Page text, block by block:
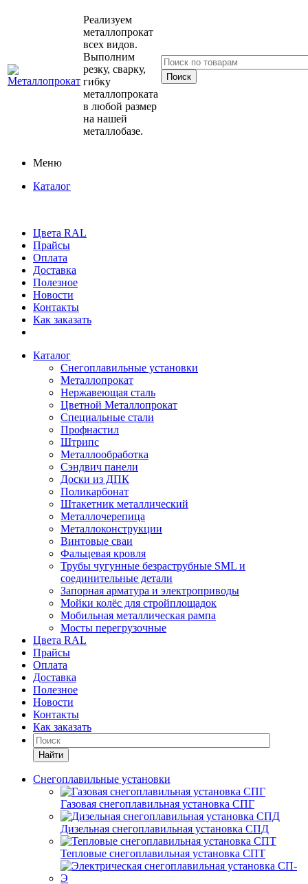
Реализуем
металлопрокат
всех видов.
Выполним
резку, сварку,
гибку
металлопроката
в любой размер
на нашей
металлобазе.
Меню
Каталог
Цвета RAL
Прайсы
Оплата
Доставка
Полезное
Новости
Контакты
Как заказать
Каталог
Снегоплавильные установки
Металлопрокат
Нержавеющая сталь
Цветной Металлопрокат
Специальные стали
Профнастил
Штрипс
Металлообработка
Сэндвич панели
Доски из ДПК
Поликарбонат
Штакетник металлический
Металлочерепица
Металлоконструкции
Винтовые сваи
Фальцевая кровля
Трубы чугунные безраструбные SML и
соединительные детали
Запорная арматура и электроприводы
Мойки колёс для стройплощадок
Мобильная металлическая рампа
Мосты перегрузочные
Цвета RAL
Прайсы
Оплата
Доставка
Полезное
Новости
Контакты
Как заказать
Найти
Снегоплавильные установки
Газовая снегоплавильная установка СПГ
Дизельная снегоплавильная установка СПД
Тепловые снегоплавильная установка СПТ